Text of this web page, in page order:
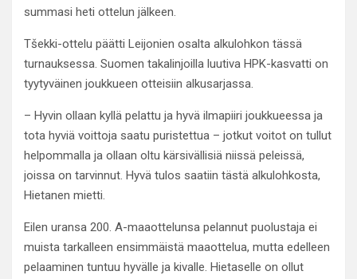
summasi heti ottelun jälkeen.
Tšekki-ottelu päätti Leijonien osalta alkulohkon tässä
turnauksessa. Suomen takalinjoilla luutiva HPK-kasvatti on
tyytyväinen joukkueen otteisiin alkusarjassa.
– Hyvin ollaan kyllä pelattu ja hyvä ilmapiiri joukkueessa ja
tota hyviä voittoja saatu puristettua – jotkut voitot on tullut
helpommalla ja ollaan oltu kärsivällisiä niissä peleissä,
joissa on tarvinnut. Hyvä tulos saatiin tästä alkulohkosta,
Hietanen mietti.
Eilen uransa 200. A-maaottelunsa pelannut puolustaja ei
muista tarkalleen ensimmäistä maaottelua, mutta edelleen
pelaaminen tuntuu hyvälle ja kivalle. Hietaselle on ollut